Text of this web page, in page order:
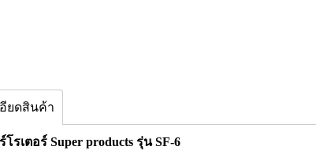
อียดสินค้า
โรเตอร์ Super products รุ่น SF-6